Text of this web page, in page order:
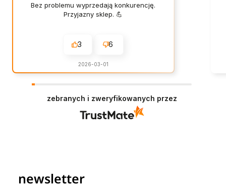
Bez problemu wyprzedają konkurencję.
Przyjazny sklep. 💪
3 6
2026-03-01
zebranych i zweryfikowanych przez
newsletter